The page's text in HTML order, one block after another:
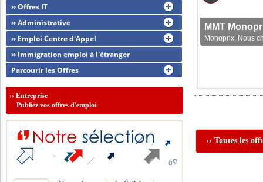
MMT
Monoprix, Nous
›› Toutes les
›› Offres IT
›› Administrative
›› Emploi Centre d'Appel
›› Immigration emploi à l'étranger
Parcourir les Offres
››Entreprise
Publiez vos offres d'emploi